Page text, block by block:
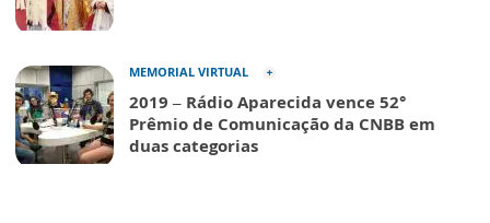
MEMORIAL VIRTUAL
2019 – Rádio Aparecida vence 52°
Prêmio de Comunicação da CNBB em
duas categorias